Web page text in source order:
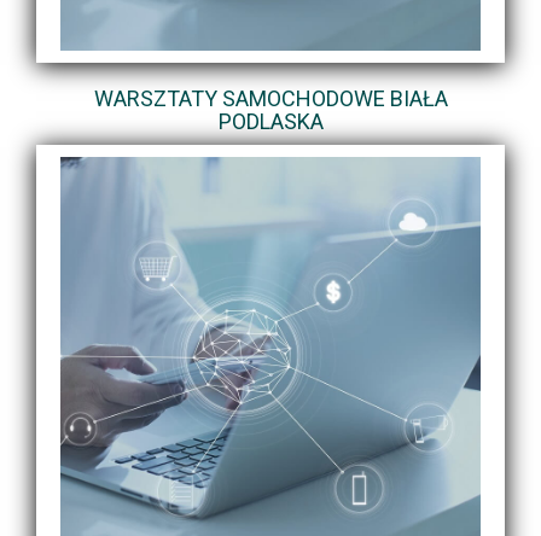
WARSZTATY SAMOCHODOWE BIAŁA
PODLASKA